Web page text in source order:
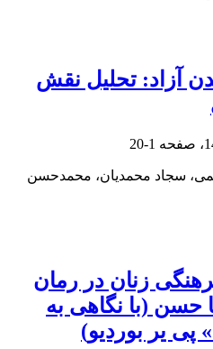
آزاد: تحلیل نقش
1-20
سجاد محمدیان، محمدحسن
زنان در رمان
حسن (با نگاهی به
پی یر بوردیو)